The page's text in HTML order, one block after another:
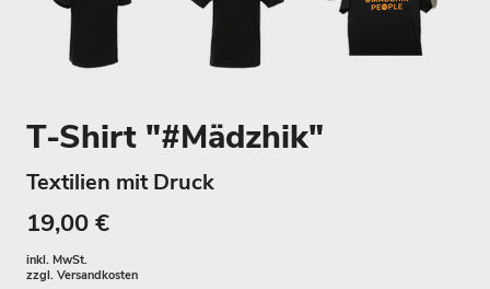
T-Shirt "#Mädzhik"
Textilien mit Druck
19,00 €
inkl. MwSt.
zzgl. Versandkosten